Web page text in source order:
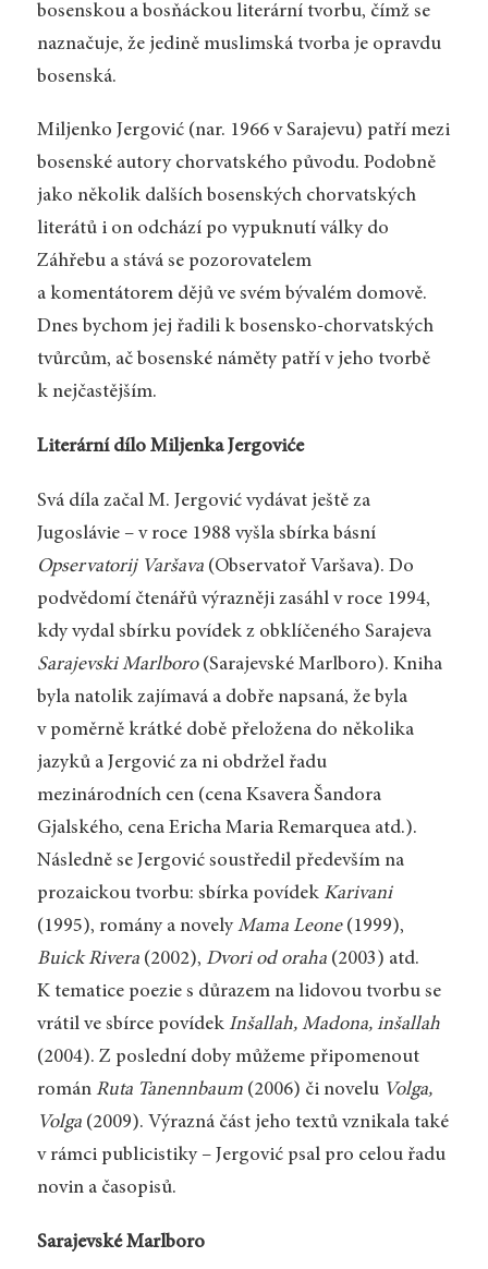
bosenskou a bosňáckou literární tvorbu, čímž se
naznačuje, že jedině muslimská tvorba je opravdu
bosenská.
Miljenko Jergović (nar. 1966 v Sarajevu) patří mezi
bosenské autory chorvatského původu. Podobně
jako několik dalších bosenských chorvatských
literátů i on odchází po vypuknutí války do
Záhřebu a stává se pozorovatelem
a komentátorem dějů ve svém bývalém domově.
Dnes bychom jej řadili k bosensko-chorvatských
tvůrcům, ač bosenské náměty patří v jeho tvorbě
k nejčastějším.
Literární dílo Miljenka Jergoviće
Svá díla začal M. Jergović vydávat ještě za
Jugoslávie – v roce 1988 vyšla sbírka básní
Opservatorij Varšava(Observatoř Varšava). Do
podvědomí čtenářů výrazněji zasáhl v roce 1994,
kdy vydal sbírku povídek z obklíčeného Sarajeva
Sarajevski Marlboro(Sarajevské Marlboro). Kniha
byla natolik zajímavá a dobře napsaná, že byla
v poměrně krátké době přeložena do několika
jazyků a Jergović za ni obdržel řadu
mezinárodních cen (cena Ksavera Šandora
Gjalského, cena Ericha Maria Remarquea atd.).
Následně se Jergović soustředil především na
prozaickou tvorbu: sbírka povídek Karivani
(1995), romány a novelyMama Leone(1999),
Buick Rivera(2002), Dvori od oraha(2003) atd.
K tematice poezie s důrazem na lidovou tvorbu se
vrátil ve sbírce povídek Inšallah, Madona, inšallah
(2004). Z poslední doby můžeme připomenout
román Ruta Tanennbaum(2006) či novelu Volga,
Volga(2009). Výrazná část jeho textů vznikala také
v rámci publicistiky – Jergović psal pro celou řadu
novin a časopisů.
Sarajevské Marlboro